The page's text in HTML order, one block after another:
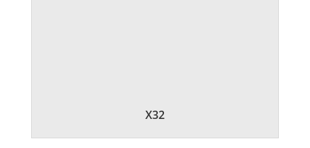
X32